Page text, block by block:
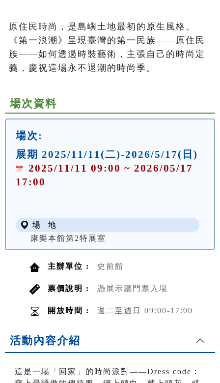
原住民時尚，是島嶼土地最初的原生風格。
《第一浪潮》呈現臺灣的第一民族——原住民
族——如何透過時裝藝術，主張自己的時尚定
義，慶祝這場永不退潮的時尚季。
場次資料
場次:
展期 2025/11/11(二)-2026/5/17(日)
2025/11/11 09:00 ~ 2026/05/17
17:00
場 地
康樂本館第2特展室
主辦單位 : 史前館
票價說明 : 憑展示廳門票入場
開放時間 : 週二至週日 09:00-17:00
活動內容介紹
這是一場「回家」的時尚派對——Dress code：